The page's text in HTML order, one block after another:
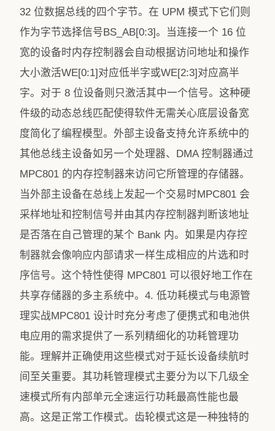
32 位数据总线的四个字节。在 UPM 模式下它们则
作为字节选择信号BS_AB[0:3]。当连接一个 16 位
宽的设备时内存控制器会自动根据访问地址和操作
大小激活WE[0:1]对应低半字或WE[2:3]对应高半
字。对于 8 位设备则只激活其中一个信号。这种硬
件级的动态总线匹配使得软件无需关心底层设备宽
度简化了编程模型。外部主设备支持允许系统中的
其他总线主设备如另一个处理器、DMA 控制器通过
MPC801 的内存控制器来访问它所管理的存储器。
当外部主设备在总线上发起一个交易时MPC801 会
采样地址和控制信号并由其内存控制器判断该地址
是否落在自己管理的某个 Bank 内。如果是内存控
制器就会像响应内部请求一样生成相应的片选和时
序信号。这个特性使得 MPC801 可以很好地工作在
共享存储器的多主系统中。4. 低功耗模式与电源管
理实战MPC801 设计时充分考虑了便携式和电池供
电应用的需求提供了一系列精细化的功耗管理功
能。理解并正确使用这些模式对于延长设备续航时
间至关重要。其功耗管理模式主要分为以下几级全
速模式所有内部单元全速运行功耗最高性能也最
高。这是正常工作模式。齿轮模式这是一种独特的